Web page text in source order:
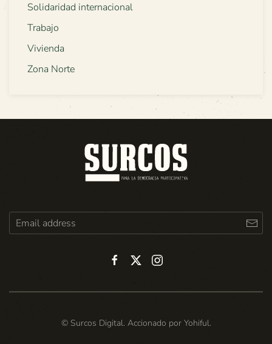
Solidaridad internacional
Trabajo
Vivienda
Zona Norte
© Surcos Digital. Accionado por Yohiful.